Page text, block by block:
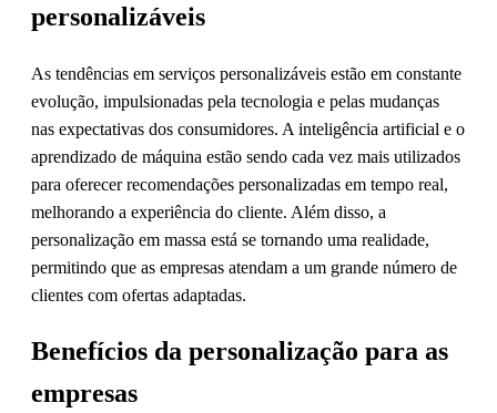
personalizáveis
As tendências em serviços personalizáveis estão em constante
evolução, impulsionadas pela tecnologia e pelas mudanças
nas expectativas dos consumidores. A inteligência artificial e o
aprendizado de máquina estão sendo cada vez mais utilizados
para oferecer recomendações personalizadas em tempo real,
melhorando a experiência do cliente. Além disso, a
personalização em massa está se tornando uma realidade,
permitindo que as empresas atendam a um grande número de
clientes com ofertas adaptadas.
Benefícios da personalização para as
empresas